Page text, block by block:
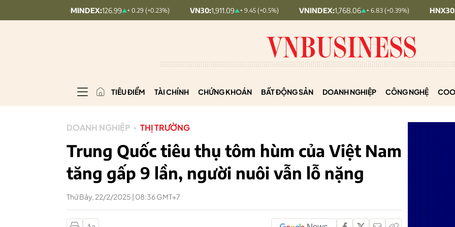
126.99 + 0.29 (+0.23%) VN30:1,911.09 + 9.45 (+0.5%) VNINDEX: 1,768.06 + 6.83 (+0.39%) HNX30: +
TIÊU ĐIỂM TÀI CHÍNH CHỨNG KHOÁN BẤT ĐỘNG SẢN DOANH NGHIỆP CÔNG NGHỆ
DOANH NGHIỆP THỊ TRƯỜNG
Trung Quốc tiêu thụ tôm hùm của Việt Nam
tăng gấp 9 lần, người nuôi vẫn lỗ nặng
Thứ Bảy, 22/2/2025 | 08:36 GMT+7